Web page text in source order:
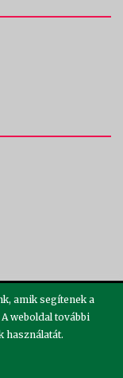
amik segítenek a
weboldal további
használatát.